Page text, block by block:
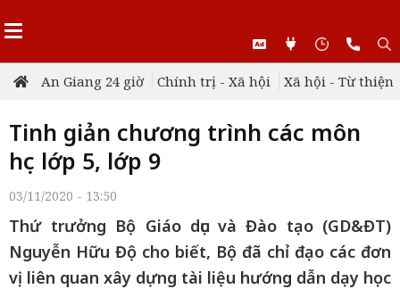
An Giang 24 giờ Chính trị - Xã hội Xã hội - Từ thiện
Tinh giản chương trình các môn
học lớp 5, lớp 9
03/11/2020 - 13:50
Thứ trưởng Bộ Giáo dục và Đào tạo (GD&ĐT)
Nguyễn Hữu Độ cho biết, Bộ đã chỉ đạo các đơn
vị liên quan xây dựng tài liệu hướng dẫn dạy học